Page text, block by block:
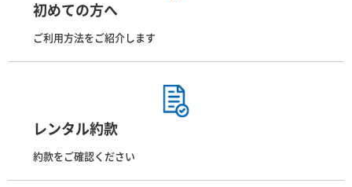
初めての方へ
ご利用方法をご紹介します
レンタル約款
約款をご確認ください